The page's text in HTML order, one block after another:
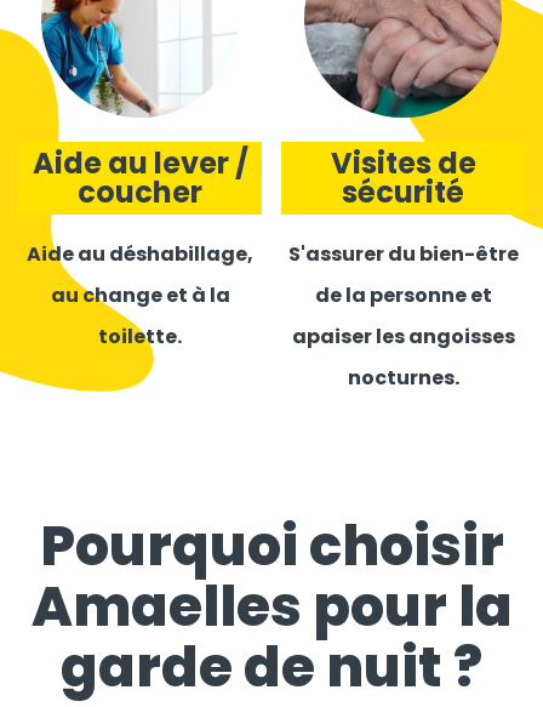
Aide au lever /
coucher
Aide au déshabillage,
au change et à la
toilette.
Visites de
sécurité
S'assurer du bien-être
de la personne et
apaiser les angoisses
nocturnes.
Pourquoi choisir
Amaelles pour la
garde de nuit ?